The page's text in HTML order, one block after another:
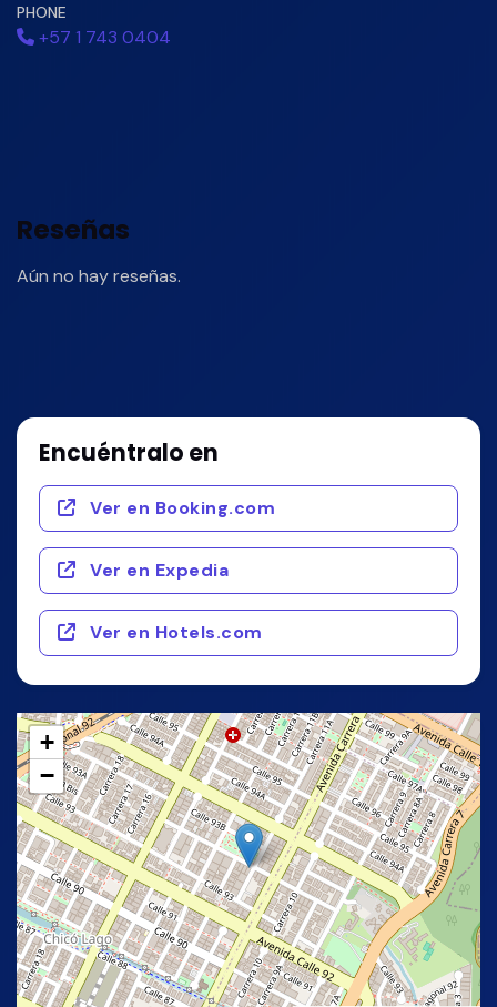
PHONE
+57 1 743 0404
Reseñas
Aún no hay reseñas.
Encuéntralo en
Ver en Booking.com
Ver en Expedia
Ver en Hotels.com
+
−